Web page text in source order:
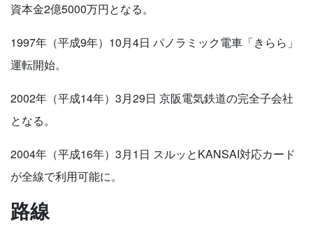
資本金2億5000万円となる。
1997年（平成9年）10月4日 パノラミック電車「きらら」
運転開始。
2002年（平成14年）3月29日 京阪電気鉄道の完全子会社
となる。
2004年（平成16年）3月1日 スルッとKANSAI対応カード
が全線で利用可能に。
路線